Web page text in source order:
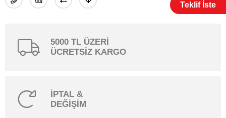
Teklif İste
5000 TL ÜZERİ
ÜCRETSİZ KARGO
İPTAL &
DEĞİŞİM